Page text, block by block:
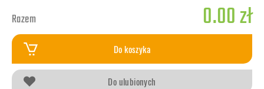
Razem 0.00 zł
Do koszyka
Do ulubionych